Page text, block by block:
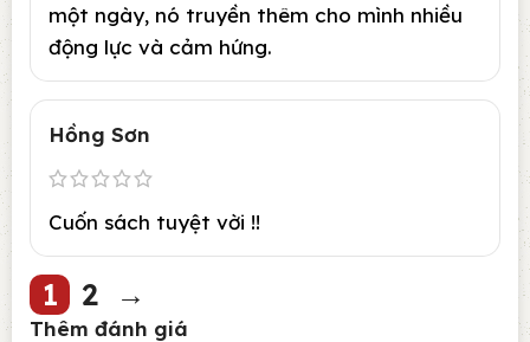
một ngày, nó truyền thêm cho mình nhiều
động lực và cảm hứng.
Hồng Sơn
Cuốn sách tuyệt vời !!
1 2 →
Thêm đánh giá